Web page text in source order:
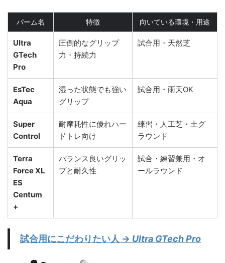
パーム名 特徴 向いている環境・用途
Ultra
GTech
Pro
圧倒的なグリップ
力・持続力
試合用・天然芝
EsTec
Aqua
湿った状態でも強い
グリップ
試合用・雨天OK
Super
Control
耐摩耗性に優れハー
ドトレ向け
練習・人工芝・土グ
ラウンド
Terra
Force XL
ES
Centum
+
バランス良いグリッ
プと耐久性
試合・練習兼用・オ
ールラウンド
試合用にこだわりたい人 → Ultra GTech Pro